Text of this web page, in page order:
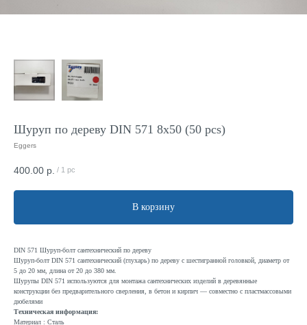
Шуруп по дереву DIN 571 8x50 (50 pcs)
Eggers
400.00 р. / 1 pc
В корзину
DIN 571 Шуруп-болт сантехнический по дереву
Шуруп-болт DIN 571 сантехнический (глухарь) по дереву с шестигранной головкой, диаметр от
5 до 20 мм, длина от 20 до 380 мм.
Шурупы DIN 571 используются для монтажа сантехнических изделий в деревянные
конструкции без предварительного сверления, в бетон и кирпич — совместно с пластмассовыми
дюбелями
Техническая информация:
Материал : Сталь